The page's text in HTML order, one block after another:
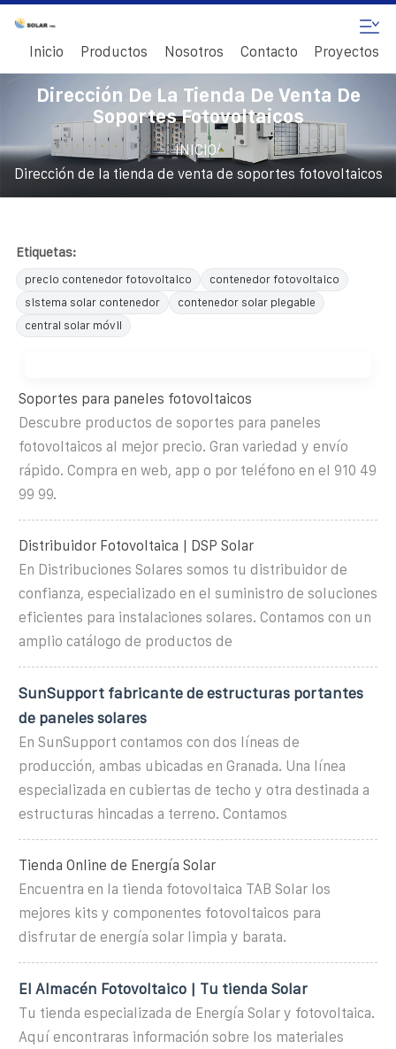
Inicio Productos Nosotros Contacto Proyectos
Dirección De La Tienda De Venta De
Soportes Fotovoltaicos
INICIO/
Dirección de la tienda de venta de soportes fotovoltaicos
Etiquetas:
precio contenedor fotovoltaico
contenedor fotovoltaico
sistema solar contenedor
contenedor solar plegable
central solar móvil
Soportes para paneles fotovoltaicos
Descubre productos de soportes para paneles
fotovoltaicos al mejor precio. Gran variedad y envío
rápido. Compra en web, app o por teléfono en el 910 49
99 99.
Distribuidor Fotovoltaica | DSP Solar
En Distribuciones Solares somos tu distribuidor de
confianza, especializado en el suministro de soluciones
eficientes para instalaciones solares. Contamos con un
amplio catálogo de productos de
SunSupport fabricante de estructuras portantes
de paneles solares
En SunSupport contamos con dos líneas de
producción, ambas ubicadas en Granada. Una línea
especializada en cubiertas de techo y otra destinada a
estructuras hincadas a terreno. Contamos
Tienda Online de Energía Solar
Encuentra en la tienda fotovoltaica TAB Solar los
mejores kits y componentes fotovoltaicos para
disfrutar de energía solar limpia y barata.
El Almacén Fotovoltaico | Tu tienda Solar
Tu tienda especializada de Energía Solar y fotovoltaica.
Aquí encontraras información sobre los materiales